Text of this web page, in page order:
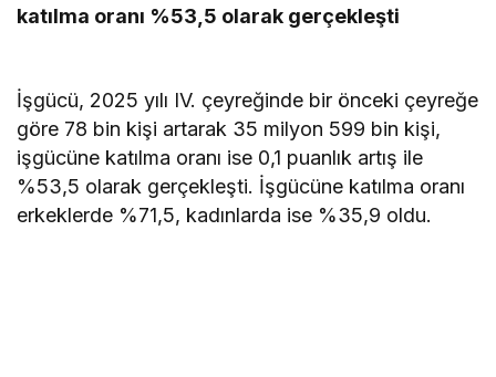
katılma oranı %53,5 olarak gerçekleşti
İşgücü, 2025 yılı IV. çeyreğinde bir önceki çeyreğe
göre 78 bin kişi artarak 35 milyon 599 bin kişi,
işgücüne katılma oranı ise 0,1 puanlık artış ile
%53,5 olarak gerçekleşti. İşgücüne katılma oranı
erkeklerde %71,5, kadınlarda ise %35,9 oldu.